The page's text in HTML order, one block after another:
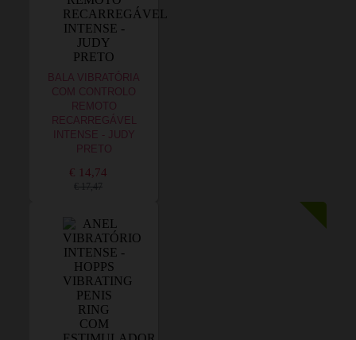
BALA VIBRATÓRIA
COM CONTROLO
REMOTO
RECARREGÁVEL
INTENSE - JUDY
PRETO
€ 14,74
€ 17,47